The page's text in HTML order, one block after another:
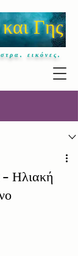
εικόνες,
Γης
- Ηλιακή